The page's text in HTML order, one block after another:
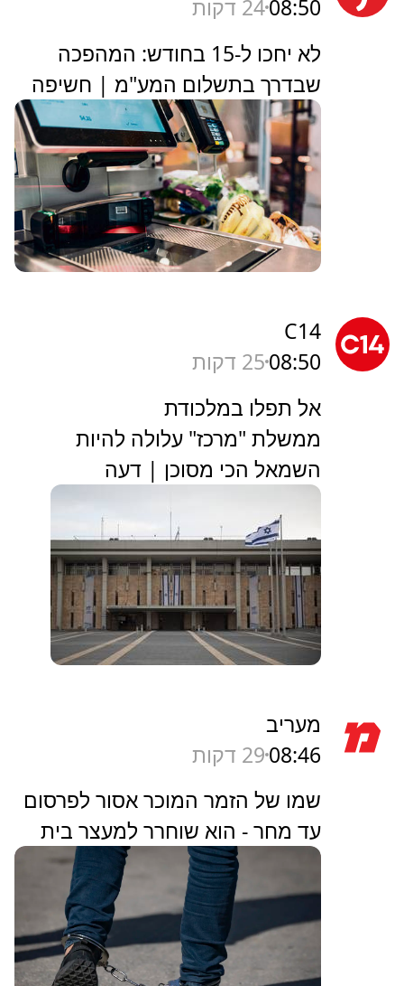
08:5024 דקות
לא יחכו ל-15 בחודש: המהפכה
שבדרך בתשלום המע"מ | חשיפה
C14
08:5025 דקות
אל תפלו במלכודת
ממשלת "מרכז" עלולה להיות
השמאל הכי מסוכן | דעה
מעריב
08:4629 דקות
שמו של הזמר המוכר אסור לפרסום
עד מחר - הוא שוחרר למעצר בית